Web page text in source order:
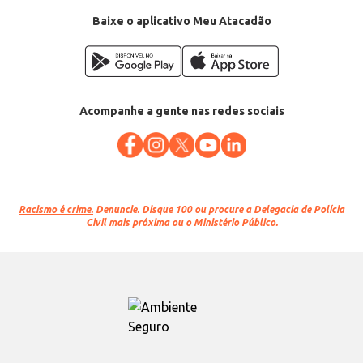
Baixe o aplicativo Meu Atacadão
Acompanhe a gente nas redes sociais
Racismo é crime. Denuncie. Disque 100 ou procure a Delegacia de Polícia
Civil mais próxima ou o Ministério Público.